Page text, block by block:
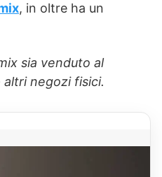
, in oltre ha un
sia venduto al
negozi fisici.